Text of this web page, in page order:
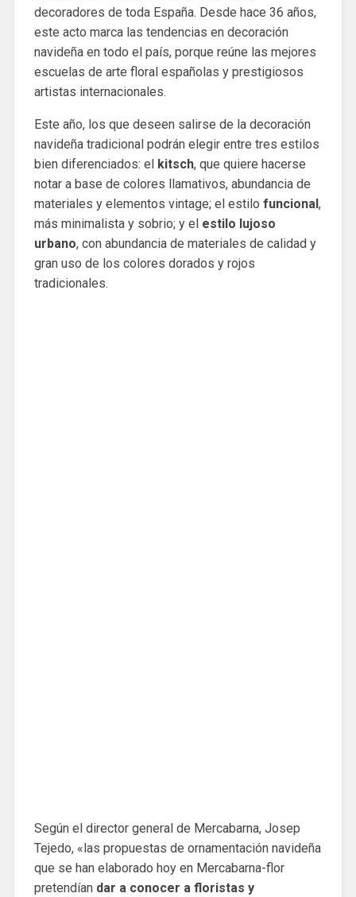
decoradores de toda España. Desde hace 36 años,
este acto marca las tendencias en decoración
navideña en todo el país, porque reúne las mejores
escuelas de arte floral españolas y prestigiosos
artistas internacionales.
Este año, los que deseen salirse de la decoración
navideña tradicional podrán elegir entre tres estilos
bien diferenciados: el kitsch, que quiere hacerse
notar a base de colores llamativos, abundancia de
materiales y elementos vintage; el estilo funcional,
más minimalista y sobrio; y elestilo lujoso
urbano, con abundancia de materiales de calidad y
gran uso de los colores dorados y rojos
tradicionales.
Según el director general de Mercabarna, Josep
Tejedo, «las propuestas de ornamentación navideña
que se han elaborado hoy en Mercabarna-flor
pretendían dar a conocer a floristas y